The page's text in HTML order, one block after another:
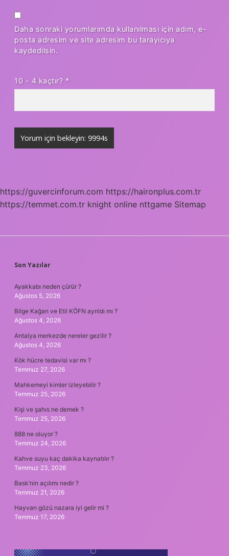
Daha sonraki yorumlarımda kullanılması için adım, e-
posta adresim ve site adresim bu tarayıcıya
kaydedilsin.
10 - 4 kaçtır? *
https://guvercinforum.com https://haironplus.com.tr
https://temmet.com.tr knight online nttgame Sitemap
SIDEBAR
Son Yazılar
Ayakkabı neden çürür ?
Ağustos 5, 2026
Bilge Kağan ve Etil KÖFN ayrıldı mı ?
Ağustos 4, 2026
Antalya merkezde nereler gezilir ?
Ağustos 4, 2026
Kök hücre tedavisi var mı ?
Temmuz 27, 2026
Mahkemeyi kimler izleyebilir ?
Temmuz 25, 2026
Kişi ve şahıs ne demek ?
Temmuz 25, 2026
888 ne oluyor ?
Temmuz 24, 2026
Kahve suyu kaç dakika kaynatılır ?
Temmuz 23, 2026
Bask’nin açılımı nedir ?
Temmuz 21, 2026
Hayvan gözü nazara iyi gelir mi ?
Temmuz 17, 2026